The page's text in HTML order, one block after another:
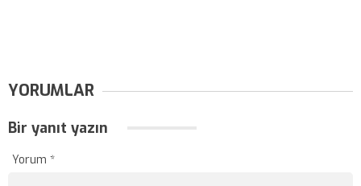
YORUMLAR
Bir yanıt yazın
Yorum *